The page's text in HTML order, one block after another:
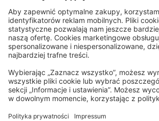
Strona startowa Odzież i tekstylia Bluzy z kapturem
Authentic, męskie
O nas
Zapisz się do newslettera i zapewnij sobie